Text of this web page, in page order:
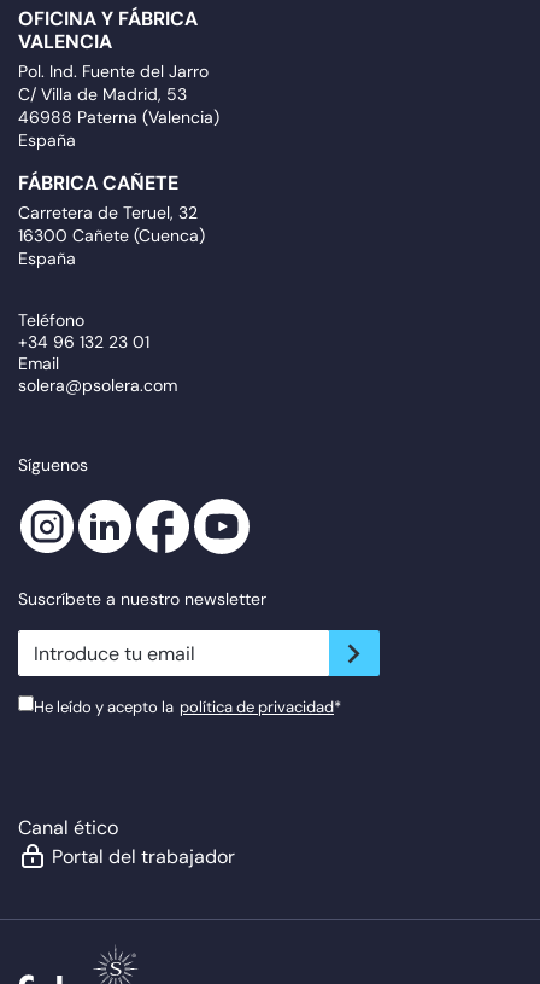
OFICINA Y FÁBRICA
VALENCIA
Pol. Ind. Fuente del Jarro
C/ Villa de Madrid, 53
46988 Paterna (Valencia)
España
FÁBRICA CAÑETE
Carretera de Teruel, 32
16300 Cañete (Cuenca)
España
Teléfono
+34 96 132 23 01
Email
solera@psolera.com
Síguenos
Suscríbete a nuestro newsletter
newsletter.suscribe
He leído y acepto la política de privacidad*
Canal ético
Portal del trabajador